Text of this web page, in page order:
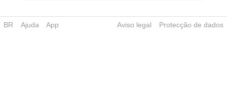
BR Ajuda App Aviso legal Protecção de dados